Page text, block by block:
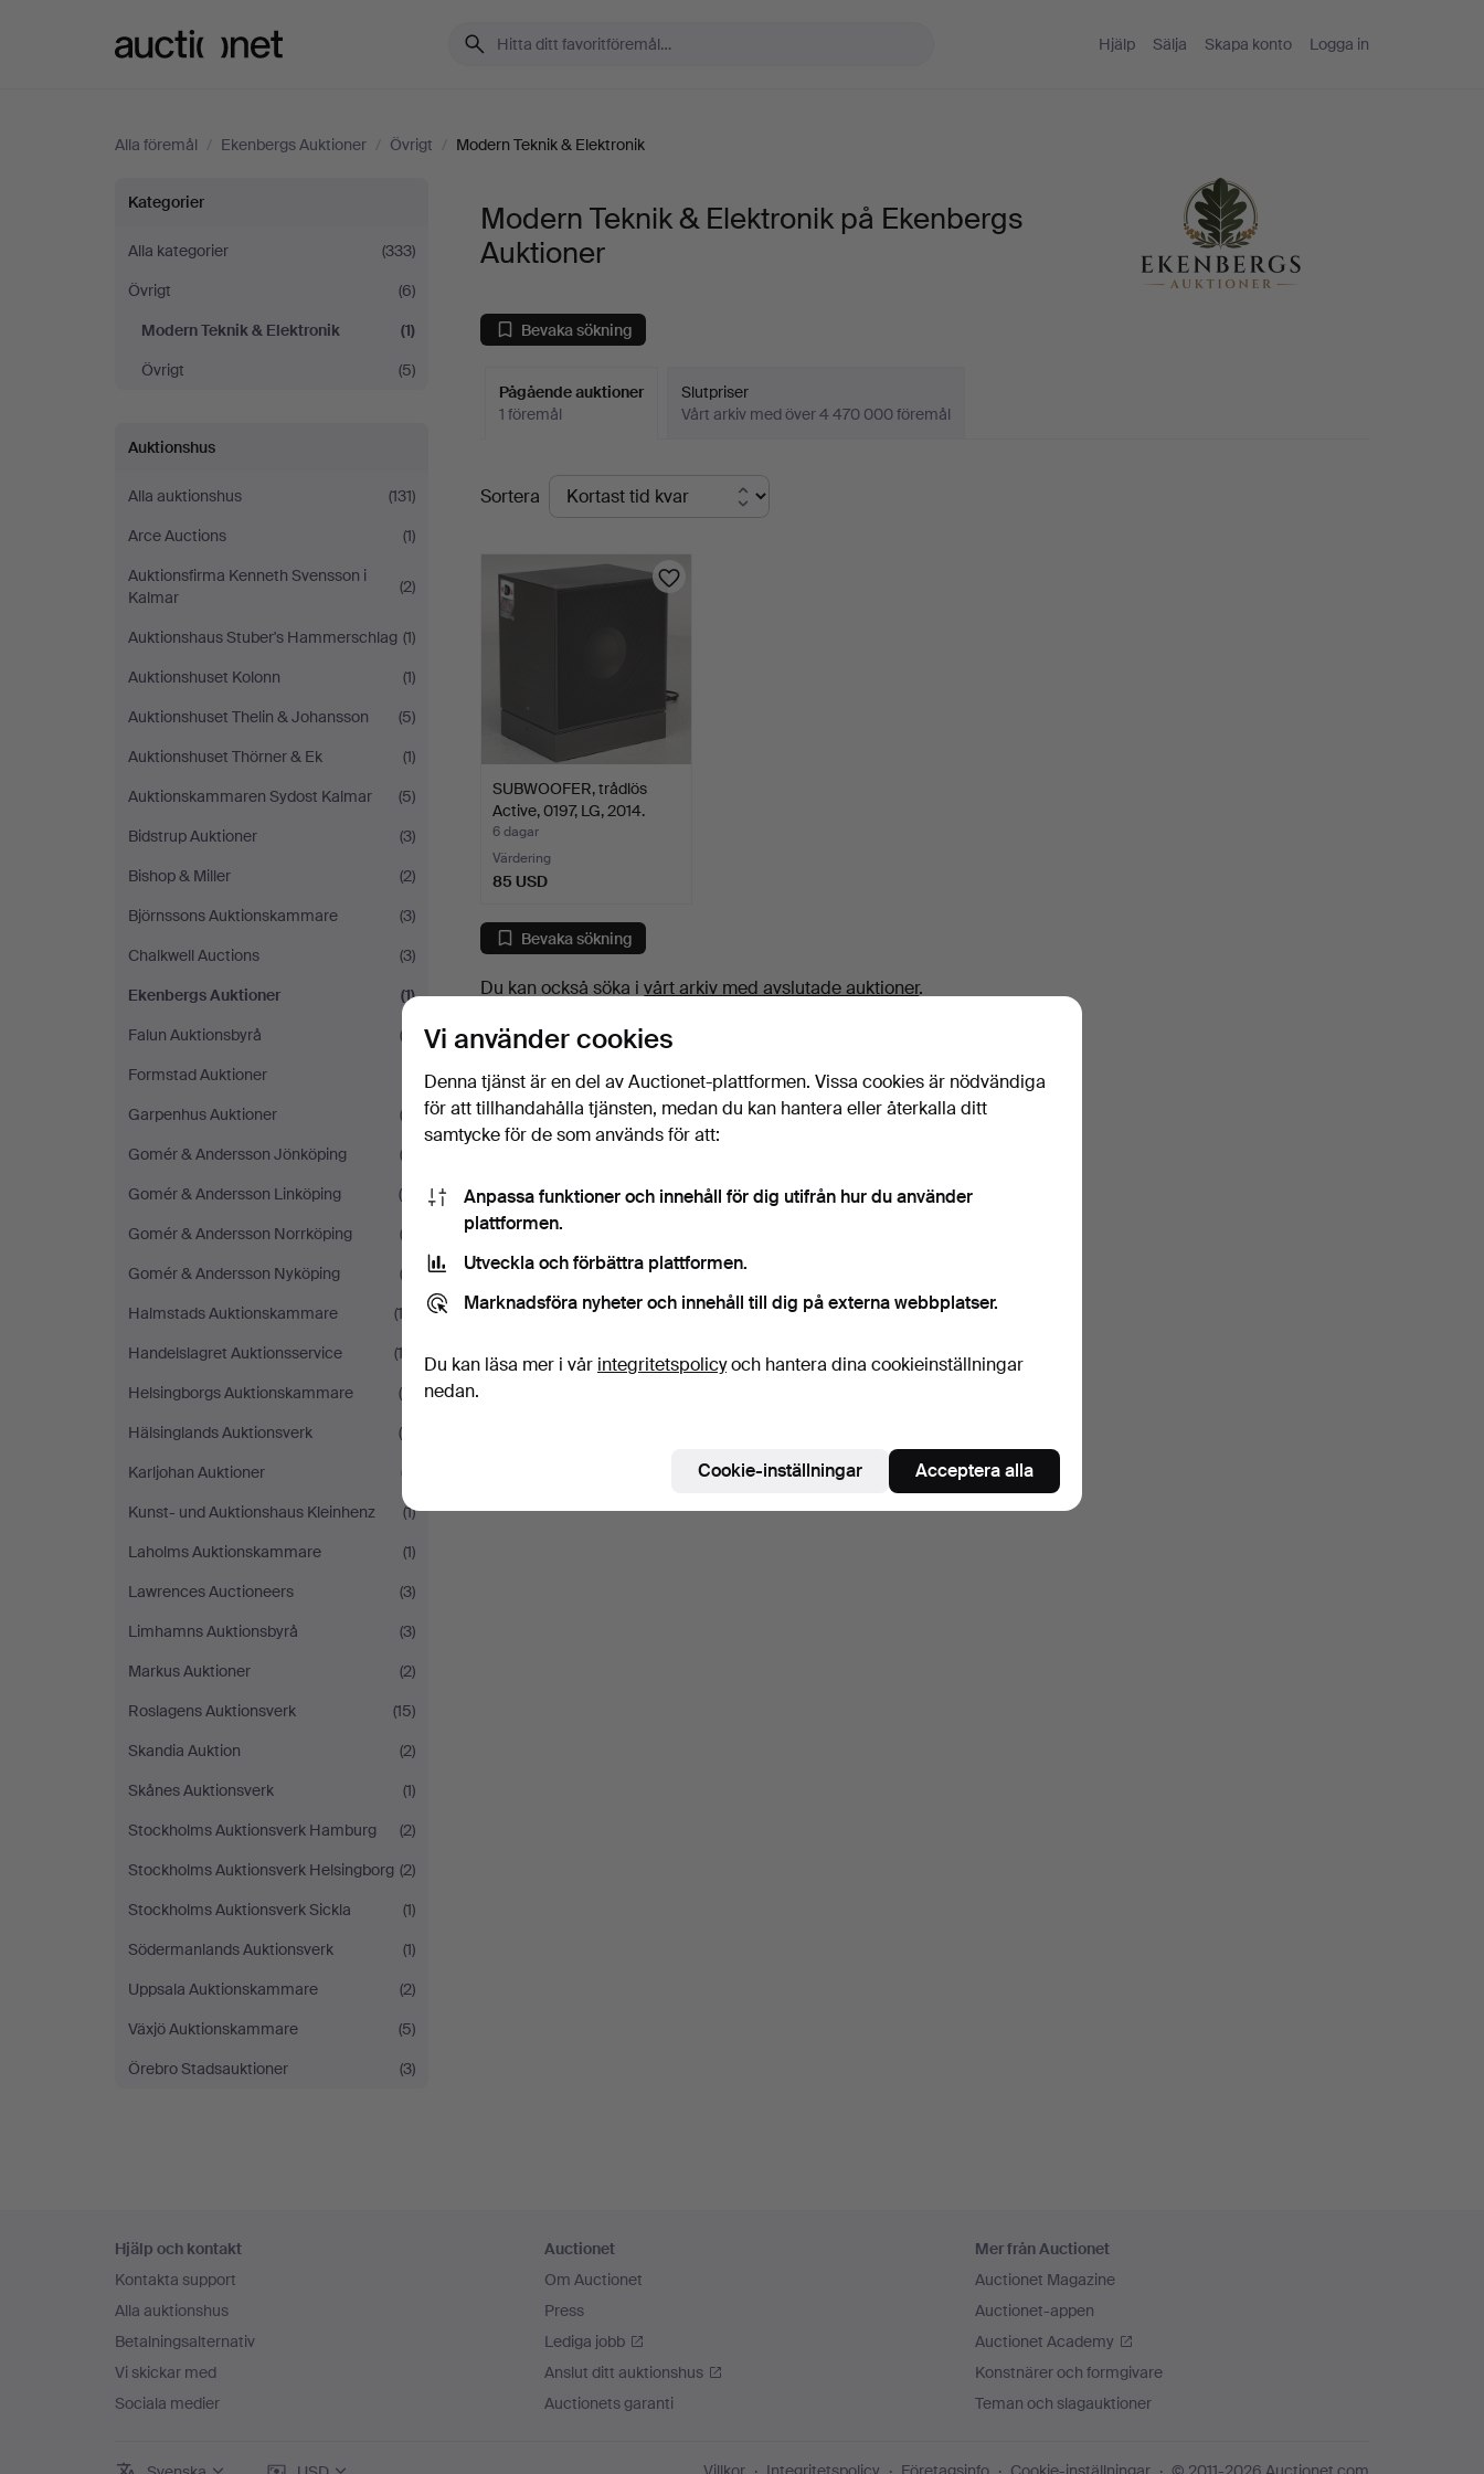
Hjälp Sälja Skapa konto Logga in
Alla föremål / Ekenbergs Auktioner / Övrigt / Modern Teknik & Elektronik
Modern
Teknik
&
Elektronik
Ekenbergs
Auktioner
Kategorier
Alla kategorier
(333)
Övrigt
(6)
Modern Teknik & Elektronik
(1)
Övrigt
(5)
Auktionshus
Alla auktionshus
(131)
Arce Auctions
(1)
Auktionsfirma Kenneth Svensson i
Kalmar
(2)
Auktionshaus Stuber's Hammerschlag (1)
Auktionshuset Kolonn
(1)
Auktionshuset Thelin & Johansson
(5)
Auktionshuset Thörner & Ek
(1)
Auktionskammaren Sydost Kalmar
(5)
Bidstrup Auktioner
(3)
Bishop & Miller
(2)
Björnssons Auktionskammare
(3)
Chalkwell Auctions
(3)
Ekenbergs Auktioner
(1)
Falun Auktionsbyrå
(3)
Formstad Auktioner
Garpenhus Auktioner
(3)
Gomér & Andersson Jönköping
(2)
Gomér & Andersson Linköping
(6)
Gomér & Andersson Norrköping
(2)
Gomér & Andersson Nyköping
(2)
Halmstads Auktionskammare
(12)
Handelslagret Auktionsservice
(12)
Helsingborgs Auktionskammare
(5)
Hälsinglands Auktionsverk
(4)
Karljohan Auktioner
(7)
Kunst- und Auktionshaus Kleinhenz
(1)
Laholms Auktionskammare
(1)
Lawrences Auctioneers
(3)
Limhamns Auktionsbyrå
(3)
Markus Auktioner
(2)
Roslagens Auktionsverk
(15)
Skandia Auktion
(2)
Skånes Auktionsverk
(1)
Stockholms Auktionsverk Hamburg
(2)
Stockholms Auktionsverk Helsingborg (2)
Stockholms Auktionsverk Sickla
(1)
Södermanlands Auktionsverk
(1)
Uppsala Auktionskammare
(2)
Växjö Auktionskammare
(5)
Örebro Stadsauktioner
(3)
Modern Teknik & Elektronik på Ekenbergs
Auktioner
Bevaka sökning
Pågående auktioner
1 föremål
Slutpriser
Vårt arkiv med över 4 470 000 föremål
Pågående
auktioner
Sortera
SUBWOOFER, trådlös
Active, 0197, LG, 2014.
6 dagar
Värdering
85 USD
Bevaka sökning
Du kan också söka ivårt arkiv med avslutade auktioner.
Hjälp och kontakt
Kontakta support
Alla auktionshus
Betalningsalternativ
Vi skickar med
Sociala medier
Auctionet
Om Auctionet
Press
Lediga jobb
Anslut ditt auktionshus
Auctionets garanti
Mer från Auctionet
Auctionet Magazine
Auctionet-appen
Auctionet Academy
Konstnärer och formgivare
Teman och slagauktioner
Vi använder cookies
Denna tjänst är en del av Auctionet-plattformen. Vissa cookies är nödvändiga
för att tillhandahålla tjänsten, medan du kan hantera eller återkalla ditt
samtycke för de som används för att:
Anpassa funktioner och innehåll för dig utifrån hur du använder
plattformen.
Utveckla och förbättra plattformen.
Marknadsföra nyheter och innehåll till dig på externa webbplatser.
Du kan läsa mer i vår integritetspolicyoch hantera dina cookieinställningar
nedan.
Cookie-inställningar Acceptera alla